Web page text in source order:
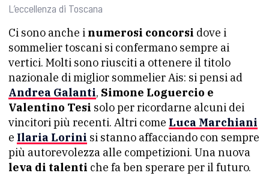
L’eccellenza di Toscana
Ci sono anche i numerosi concorsi dove i
sommelier toscani si confermano sempre ai
vertici. Molti sono riusciti a ottenere il titolo
nazionale di miglior sommelier Ais: si pensi ad
Andrea Galanti, Simone Loguercio e
Valentino Tesi solo per ricordarne alcuni dei
vincitori più recenti. Altri come Luca Marchiani
e Ilaria Lorini si stanno affacciando con sempre
più autorevolezza alle competizioni. Una nuova
leva di talenti che fa ben sperare per il futuro.